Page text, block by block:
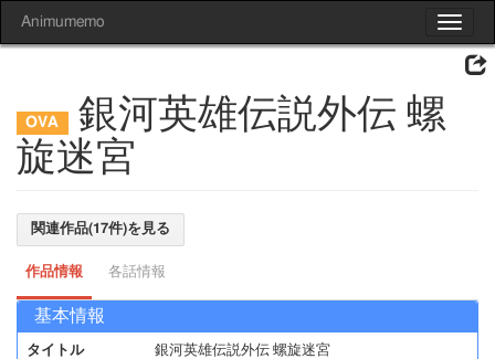
Toggle
Animumemo
銀河英雄伝説外伝 螺
旋迷宮
関連作品(17件)を見る
作品情報 各話情報
基本情報
タイトル 銀河英雄伝説外伝 螺旋迷宮